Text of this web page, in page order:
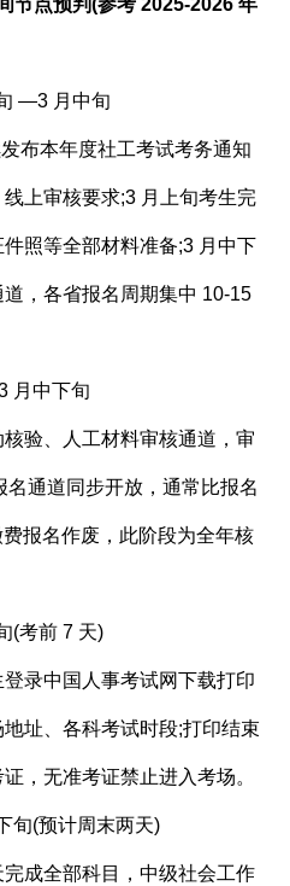
节点预判(参考 2025-2026 年
—3 月中旬
布本年度社工考试考务通知
线上审核要求;3 月上旬考生完
照等全部材料准备;3 月中下
，各省报名周期集中 10-15
月中下旬
验、人工材料审核通道，审
通道同步开放，通常比报名
报名作废，此阶段为全年核
(考前 7 天)
录中国人事考试网下载打印
址、各科考试时段;打印结束
，无准考证禁止进入考场。
旬(预计周末两天)
成全部科目，中级社会工作